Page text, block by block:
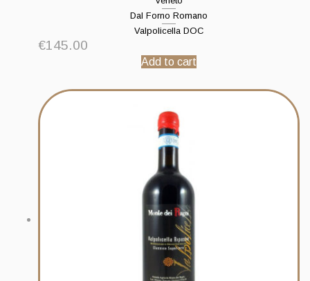
Dal Forno Romano
Valpolicella DOC
€145.00
Add to cart